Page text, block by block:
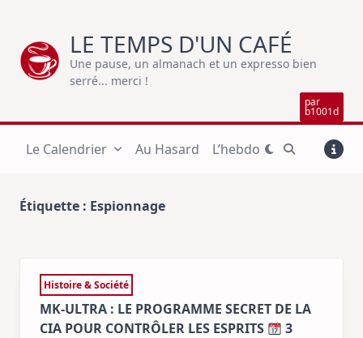
content
LE TEMPS D'UN CAFÉ
Une pause, un almanach et un expresso bien
serré... merci !
par
b1001d
Le Calendrier Au Hasard L’hebdo
Étiquette : Espionnage
Histoire & Société
MK-ULTRA : LE PROGRAMME SECRET DE LA
CIA POUR CONTRÔLER LES ESPRITS
3